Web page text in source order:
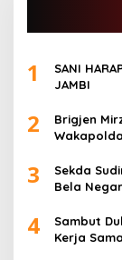
1
SANI
JAMBI
2
Brigjen
3
Sekda
Bela
4
Sambut
Kerja Sama